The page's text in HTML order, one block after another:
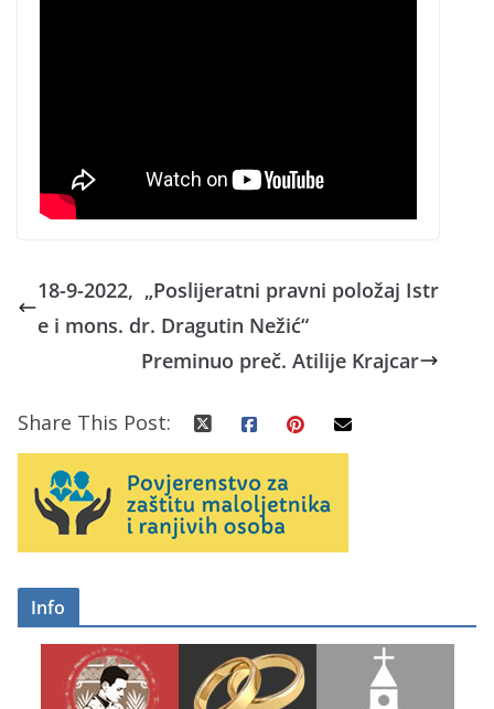
18-9-2022, „Poslijeratni pravni položaj Istr
e i mons. dr. Dragutin Nežić“
Preminuo preč. Atilije Krajcar
Share This Post:
Info